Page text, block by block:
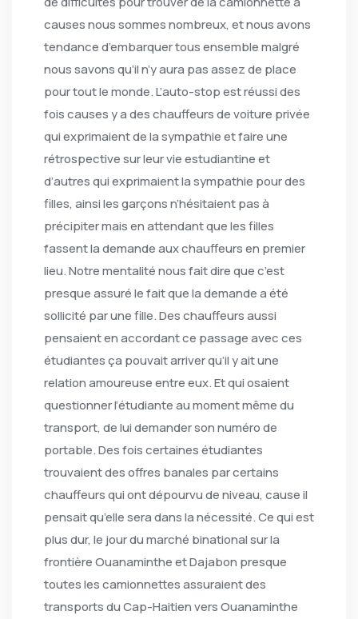
causes nous sommes nombreux, et nous avons
tendance d’embarquer tous ensemble malgré
nous savons qu’il n’y aura pas assez de place
pour tout le monde. L’auto-stop est réussi des
fois causes y a des chauffeurs de voiture privée
qui exprimaient de la sympathie et faire une
rétrospective sur leur vie estudiantine et
d’autres qui exprimaient la sympathie pour des
filles, ainsi les garçons n’hésitaient pas à
précipiter mais en attendant que les filles
fassent la demande aux chauffeurs en premier
lieu. Notre mentalité nous fait dire que c’est
presque assuré le fait que la demande a été
sollicité par une fille. Des chauffeurs aussi
pensaient en accordant ce passage avec ces
étudiantes ça pouvait arriver qu’il y ait une
relation amoureuse entre eux. Et qui osaient
questionner l’étudiante au moment même du
transport, de lui demander son numéro de
portable. Des fois certaines étudiantes
trouvaient des offres banales par certains
chauffeurs qui ont dépourvu de niveau, cause il
pensait qu’elle sera dans la nécessité. Ce qui est
plus dur, le jour du marché binational sur la
frontière Ouanaminthe et Dajabon presque
toutes les camionnettes assuraient des
transports du Cap-Haitien vers Ouanaminthe